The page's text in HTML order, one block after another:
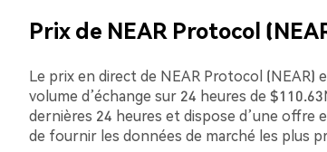
Prix de NEAR Protocol
Le prix en direct de NEAR Protocol (NEAR)
volume d’échange sur 24 heures de
dernières 24 heures et dispose d’une offre
de fournir les données de marché les plus